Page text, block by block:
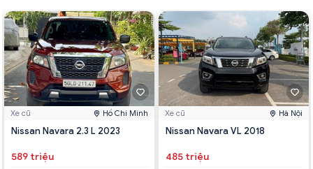
Xe cũ Hồ Chí Minh
Nissan Navara 2.3 L 2023
589 triệu
Xe cũ Hà Nội
Nissan Navara VL 2018
485 triệu